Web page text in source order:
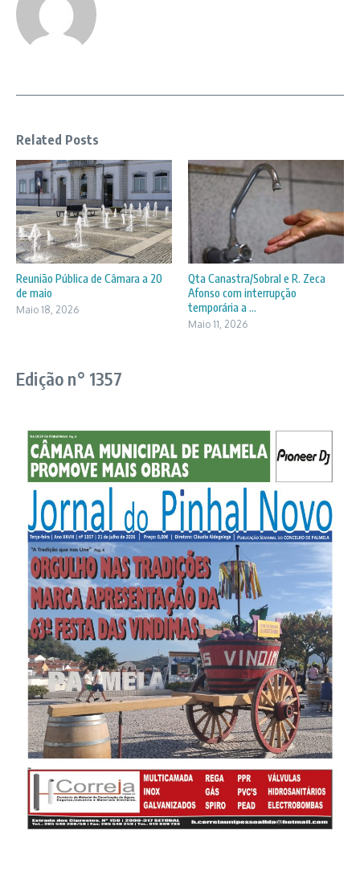
Related Posts
Reunião Pública de Câmara a 20
de maio
Maio 18, 2026
Qta Canastra/Sobral e R. Zeca
Afonso com interrupção
temporária a ...
Maio 11, 2026
Edição n° 1357